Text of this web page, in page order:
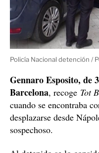
Policía Nacional detención /
Gennaro Esposito, de
Barcelona, recoge Tot
cuando se encontraba
desplazarse desde
sospechoso.